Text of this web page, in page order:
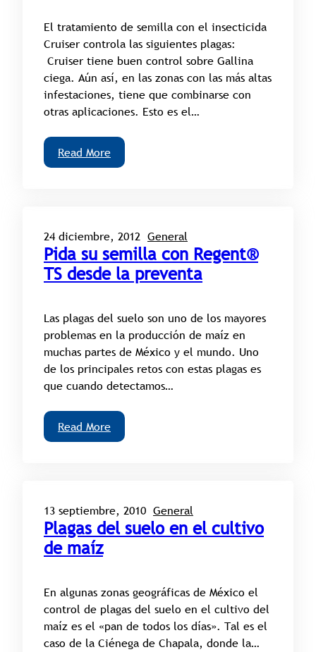
El tratamiento de semilla con el insecticida
Cruiser controla las siguientes plagas:
Cruiser tiene buen control sobre Gallina
ciega. Aún así, en las zonas con las más altas
infestaciones, tiene que combinarse con
otras aplicaciones. Esto es el…
Read More
24 diciembre, 2012 General
Pida su semilla con Regent®
TS desde la preventa
Las plagas del suelo son uno de los mayores
problemas en la producción de maíz en
muchas partes de México y el mundo. Uno
de los principales retos con estas plagas es
que cuando detectamos…
Read More
13 septiembre, 2010 General
Plagas del suelo en el cultivo
de maíz
En algunas zonas geográficas de México el
control de plagas del suelo en el cultivo del
maíz es el «pan de todos los días». Tal es el
caso de la Ciénega de Chapala, donde la…